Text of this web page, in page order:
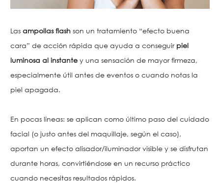
Las ampollas flashson un tratamiento “efecto buena
cara” de acción rápida que ayuda a conseguir piel
luminosa al instantey una sensación de mayor firmeza,
especialmente útil antes de eventos o cuando notas la
piel apagada.
En pocas líneas: se aplican como último paso del cuidado
facial (o justo antes del maquillaje, según el caso),
aportan un efecto alisador/iluminador visible y se disfrutan
durante horas, convirtiéndose en un recurso práctico
cuando necesitas resultados rápidos.